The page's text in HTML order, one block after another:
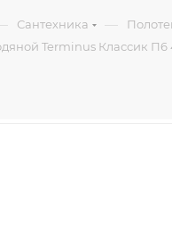
Сантехника —
Terminus Классик